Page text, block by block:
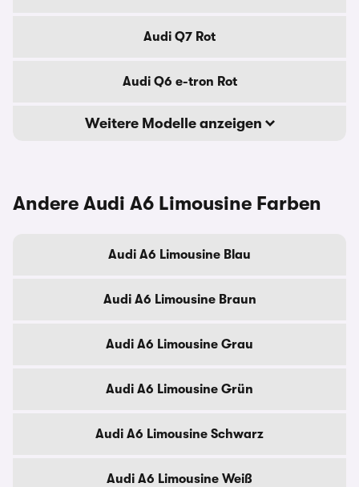
Audi Q7 Rot
Audi Q6 e-tron Rot
Weitere Modelle anzeigen
Andere Audi A6 Limousine Farben
Audi A6 Limousine Blau
Audi A6 Limousine Braun
Audi A6 Limousine Grau
Audi A6 Limousine Grün
Audi A6 Limousine Schwarz
Audi A6 Limousine Weiß